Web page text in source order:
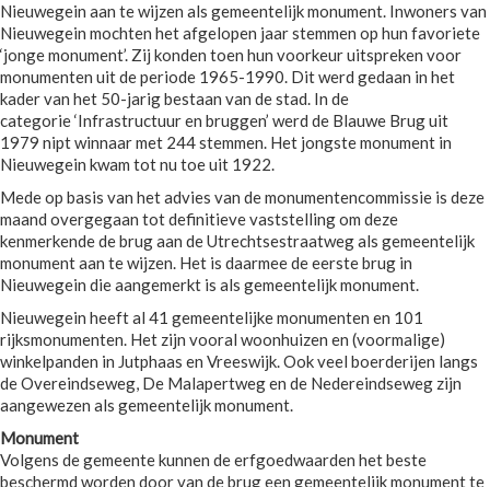
Nieuwegein aan te wijzen als gemeentelijk monument. Inwoners van
Nieuwegein mochten het afgelopen jaar stemmen op hun favoriete
‘jonge monument’. Zij konden toen hun voorkeur uitspreken voor
monumenten uit de periode 1965-1990. Dit werd gedaan in het
kader van het 50-jarig bestaan van de stad. In de
categorie ‘Infrastructuur en bruggen’ werd de Blauwe Brug uit
1979 nipt winnaar met 244 stemmen. Het jongste monument in
Nieuwegein kwam tot nu toe uit 1922.
Mede op basis van het advies van de monumentencommissie is deze
maand overgegaan tot definitieve vaststelling om deze
kenmerkende de brug aan de Utrechtsestraatweg als gemeentelijk
monument aan te wijzen. Het is daarmee de eerste brug in
Nieuwegein die aangemerkt is als gemeentelijk monument.
Nieuwegein heeft al 41 gemeentelijke monumenten en 101
rijksmonumenten. Het zijn vooral woonhuizen en (voormalige)
winkelpanden in Jutphaas en Vreeswijk. Ook veel boerderijen langs
de Overeindseweg, De Malapertweg en de Nedereindseweg zijn
aangewezen als gemeentelijk monument.
Monument
Volgens de gemeente kunnen de erfgoedwaarden het beste
beschermd worden door van de brug een gemeentelijk monument te